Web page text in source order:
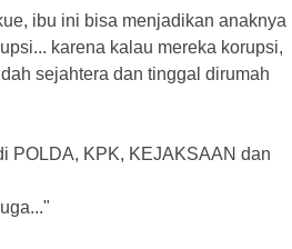
ibu ini bisa menjadikan anaknya
karena kalau mereka korupsi,
sejahtera dan tinggal dirumah
POLDA, KPK, KEJAKSAAN dan